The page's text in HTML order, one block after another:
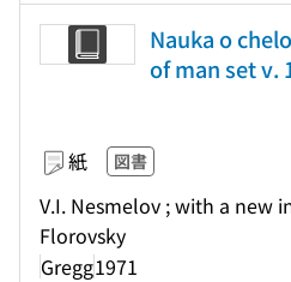
Nauka o
of man set v.
紙 図書
V.I. Nesmelov ; with a new
Florovsky
Gregg1971